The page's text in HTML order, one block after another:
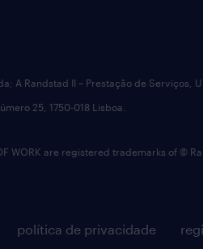
política de privacidade
A Randstad II – Prestação de
25, 1750-018 Lisboa.
WORK are registered trademarks of ©